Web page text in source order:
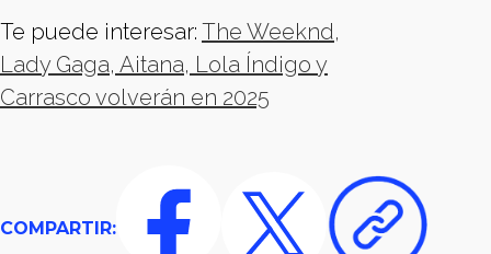
Te puede interesar: The Weeknd,
Lady Gaga, Aitana, Lola Índigo y
Carrasco volverán en 2025
COMPARTIR: